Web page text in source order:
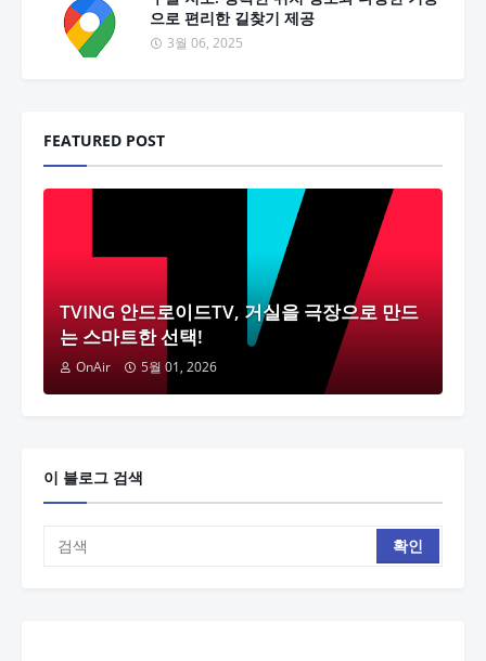
으로 편리한 길찾기 제공
3월 06, 2025
FEATURED POST
TVING 안드로이드TV, 거실을 극장으로 만드
는 스마트한 선택!
OnAir 5월 01, 2026
이 블로그 검색